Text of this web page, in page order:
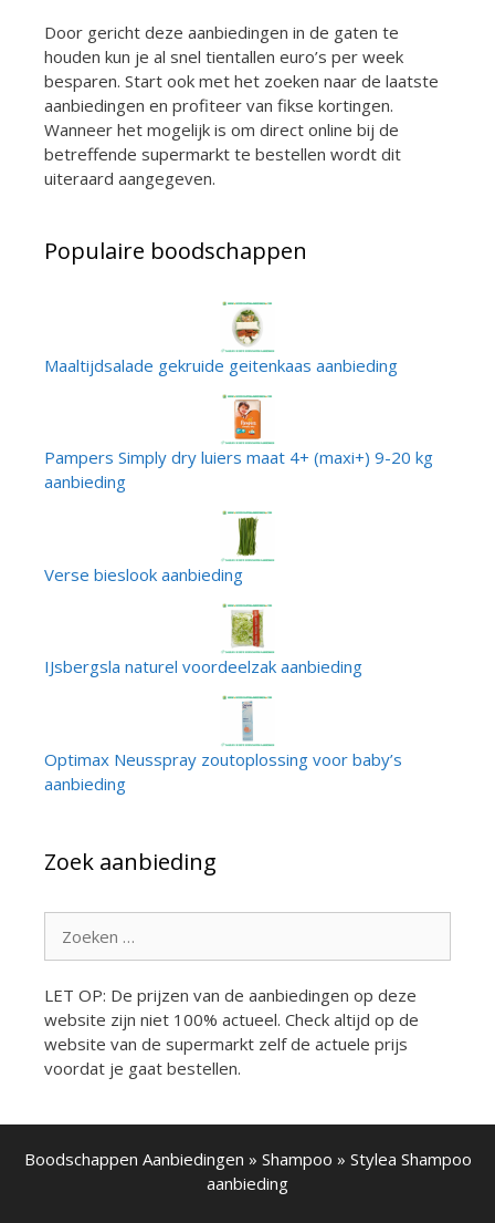
Door gericht deze aanbiedingen in de gaten te
houden kun je al snel tientallen euro’s per week
besparen. Start ook met het zoeken naar de laatste
aanbiedingen en profiteer van fikse kortingen.
Wanneer het mogelijk is om direct online bij de
betreffende supermarkt te bestellen wordt dit
uiteraard aangegeven.
Populaire boodschappen
Maaltijdsalade gekruide geitenkaas aanbieding
Pampers Simply dry luiers maat 4+ (maxi+) 9-20 kg
aanbieding
Verse bieslook aanbieding
IJsbergsla naturel voordeelzak aanbieding
Optimax Neusspray zoutoplossing voor baby’s
aanbieding
Zoek aanbieding
naar:
LET OP: De prijzen van de aanbiedingen op deze
website zijn niet 100% actueel. Check altijd op de
website van de supermarkt zelf de actuele prijs
voordat je gaat bestellen.
Boodschappen Aanbiedingen » Shampoo » Stylea Shampoo
aanbieding